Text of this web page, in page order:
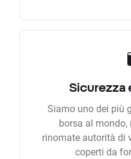
Sicurezza
Siamo uno dei più
borsa al mondo,
rinomate autorità di
coperti da